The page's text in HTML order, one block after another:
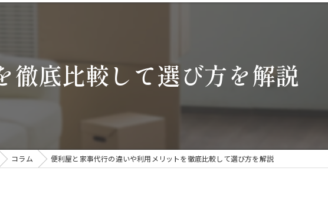
不用品回収
徹底比較して選び方を解説
コラム 便利屋と家事代行の違いや利用メリットを徹底比較して選び方を解説